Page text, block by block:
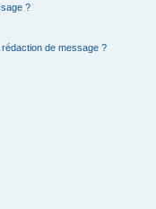
?
de message ?